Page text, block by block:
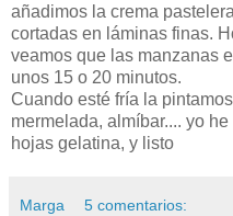
añadimos la crema
cortadas en láminas finas.
veamos que las manzanas
unos 15 o 20 minutos.
Cuando esté fría la
mermelada, almíbar.... yo
hojas gelatina, y listo
Marga 5 comentarios: